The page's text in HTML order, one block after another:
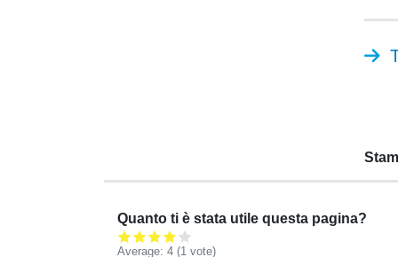
Quanto ti è stata utile questa pagina?
Average: 4 (1 vote)